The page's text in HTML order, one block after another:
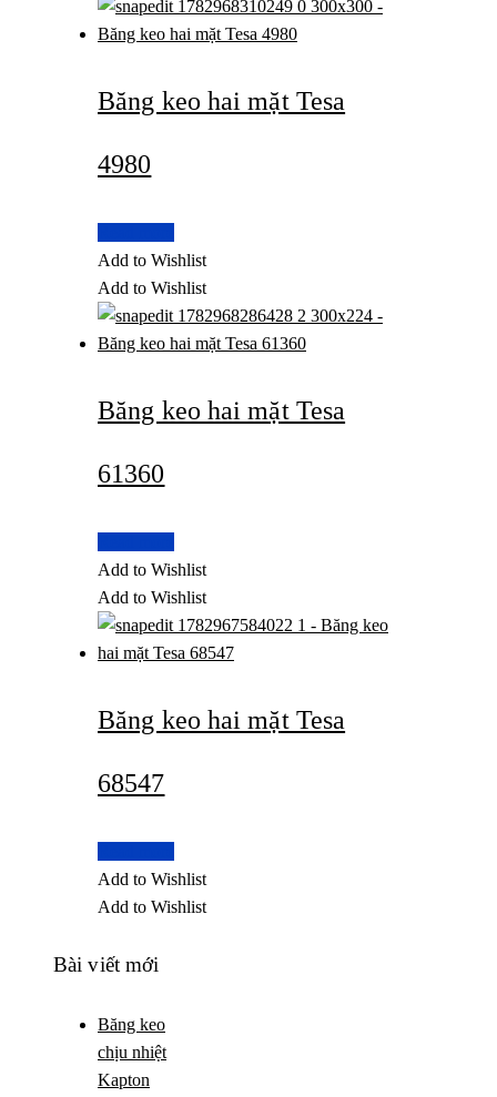
Băng keo hai mặt Tesa
4980
Add to Wishlist
Add to Wishlist
Băng keo hai mặt Tesa
61360
Add to Wishlist
Add to Wishlist
Băng keo hai mặt Tesa
68547
Add to Wishlist
Add to Wishlist
Bài viết mới
Băng keo
chịu nhiệt
Kapton